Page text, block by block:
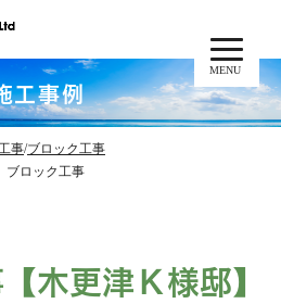
MENU
工事例
事/ブロック工事
ブロック工事
木更津Ｋ様邸】